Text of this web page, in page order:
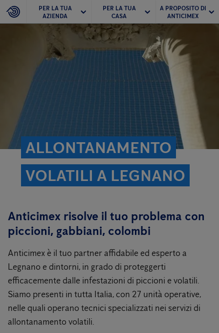
PER LA TUA
AZIENDA
PER LA TUA
CASA
A PROPOSITO DI
ANTICIMEX
ALLONTANAMENTO
VOLATILI A LEGNANO
Anticimex risolve il tuo problema con
piccioni, gabbiani, colombi
Anticimex è il tuo partner affidabile ed esperto a
Legnano e dintorni, in grado di proteggerti
efficacemente dalle infestazioni di piccioni e volatili.
Siamo presenti in tutta Italia, con 27 unità operative,
nelle quali operano tecnici specializzati nei servizi di
allontanamento volatili.